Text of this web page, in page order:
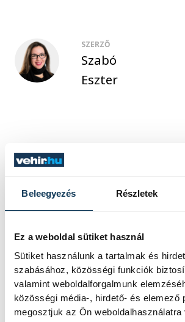
Beleegyezés Részletek
Ez a weboldal sütiket használ
Sütiket használunk a tartalmak és
szabásához, közösségi funkciók
valamint weboldalforgalmunk
közösségi média-, hirdető- és elemező
megosztjuk az Ön weboldalhasználatra
SZERZŐ
Szabó
Eszter